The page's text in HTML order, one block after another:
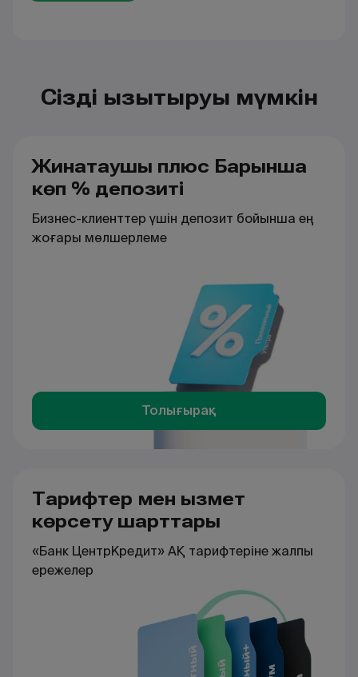
Сізді қызықтыруы мүмкін
Жинақтаушы плюс Барынша
көп % депозиті
Бизнес-клиенттер үшін депозит бойынша ең
жоғары мөлшерлеме
Толығырақ
Тарифтер мен қызмет
көрсету шарттары
«Банк ЦентрКредит» АҚ тарифтеріне жалпы
ережелер